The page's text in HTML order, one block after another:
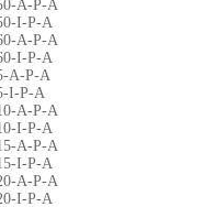
A-P-A
I-P-A
A-P-A
I-P-A
A-P-A
I-P-A
A-P-A
I-P-A
A-P-A
I-P-A
A-P-A
I-P-A